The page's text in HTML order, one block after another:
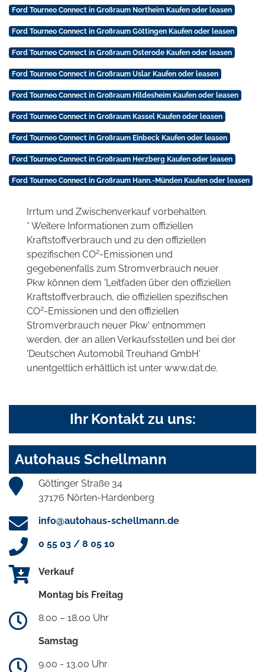
Ford Tourneo Connect in Großraum Northeim Kaufen oder leasen
Ford Tourneo Connect in Großraum Göttingen Kaufen oder leasen
Ford Tourneo Connect in Großraum Osterode Kaufen oder leasen
Ford Tourneo Connect in Großraum Uslar Kaufen oder leasen
Ford Tourneo Connect in Großraum Hildesheim Kaufen oder leasen
Ford Tourneo Connect in Großraum Kassel Kaufen oder leasen
Ford Tourneo Connect in Großraum Einbeck Kaufen oder leasen
Ford Tourneo Connect in Großraum Herzberg Kaufen oder leasen
Ford Tourneo Connect in Großraum Hann.-Münden Kaufen oder leasen
Irrtum und Zwischenverkauf vorbehalten.
* Weitere Informationen zum offiziellen
Kraftstoffverbrauch und zu den offiziellen
spezifischen CO2-Emissionen und
gegebenenfalls zum Stromverbrauch neuer
Pkw können dem 'Leitfaden über den offiziellen
Kraftstoffverbrauch, die offiziellen spezifischen
CO2-Emissionen und den offiziellen
Stromverbrauch neuer Pkw' entnommen
werden, der an allen Verkaufsstellen und bei der
'Deutschen Automobil Treuhand GmbH'
unentgeltlich erhältlich ist unter www.dat.de.
Ihr Kontakt zu uns:
Autohaus Schellmann
Göttinger Straße 34
37176 Nörten-Hardenberg
info@autohaus-schellmann.de
0 55 03 / 8 05 10
Verkauf
Montag bis Freitag
8.00 – 18.00 Uhr
Samstag
9.00 - 13.00 Uhr